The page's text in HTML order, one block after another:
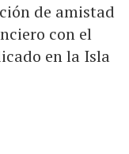
de amistad
con el
en la Isla